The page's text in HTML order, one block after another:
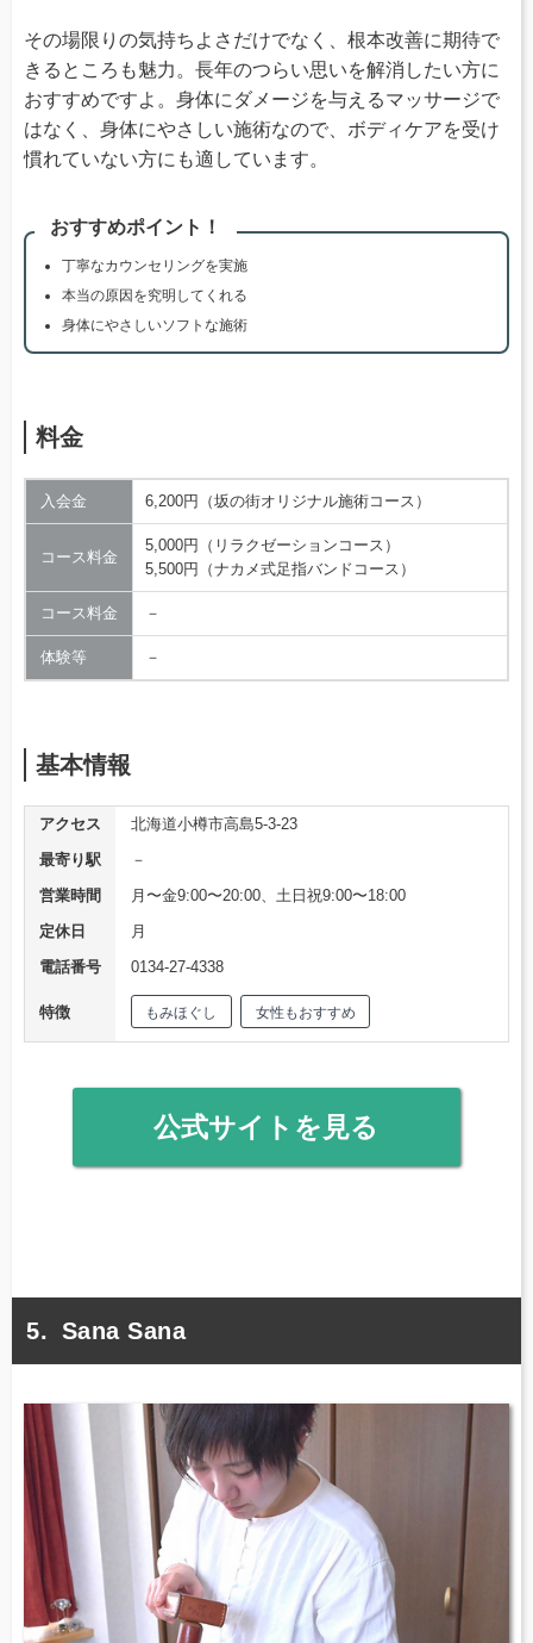
その場限りの気持ちよさだけでなく、根本改善に期待で
きるところも魅力。長年のつらい思いを解消したい方に
おすすめですよ。身体にダメージを与えるマッサージで
はなく、身体にやさしい施術なので、ボディケアを受け
慣れていない方にも適しています。
おすすめポイント！
丁寧なカウンセリングを実施
本当の原因を究明してくれる
身体にやさしいソフトな施術
料金
入会金 6,200円（坂の街オリジナル施術コース）
コース料金
5,000円（リラクゼーションコース）
5,500円（ナカメ式足指バンドコース）
コース料金 －
体験等 －
基本情報
アクセス
北海道小樽市高島5-3-23
最寄り駅
－
営業時間
月〜金9:00〜20:00、土日祝9:00〜18:00
定休日
月
電話番号
0134-27-4338
特徴 もみほぐし 女性もおすすめ
公式サイトを見る
Sana Sana